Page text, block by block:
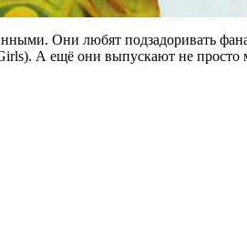
Они любят подзадоривать
А ещё они выпускают не просто